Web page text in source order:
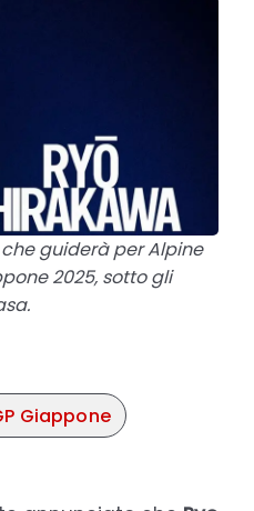
guiderà per Alpine
2025, sotto gli
Giappone